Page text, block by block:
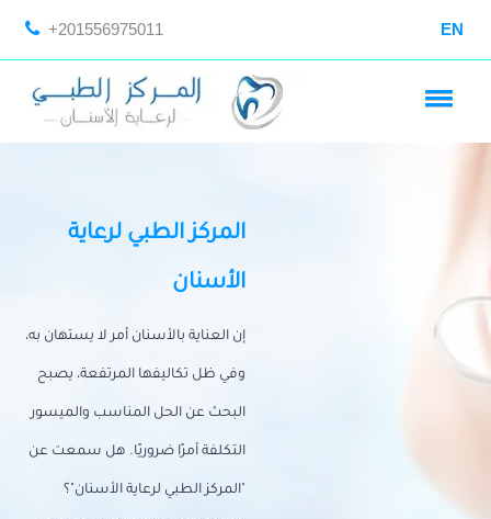
+201556975011 EN
المركز الطبي لرعاية
الأسنان
إن العناية بالأسنان أمر لا يستهان به،
وفي ظل تكاليفها المرتفعة، يصبح
البحث عن الحل المناسب والميسور
التكلفة أمرًا ضروريًا. هل سمعت عن
"المركز الطبي لرعاية الأسنان"؟